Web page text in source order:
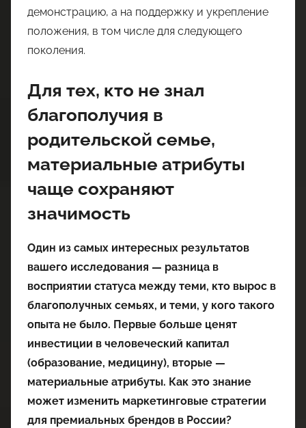
демонстрацию, а на поддержку и укрепление
положения, в том числе для следующего
поколения.
Для тех, кто не знал
благополучия в
родительской семье,
материальные атрибуты
чаще сохраняют
значимость
Один из самых интересных результатов
вашего исследования — разница в
восприятии статуса между теми, кто вырос в
благополучных семьях, и теми, у кого такого
опыта не было. Первые больше ценят
инвестиции в человеческий капитал
(образование, медицину), вторые —
материальные атрибуты. Как это знание
может изменить маркетинговые стратегии
для премиальных брендов в России?